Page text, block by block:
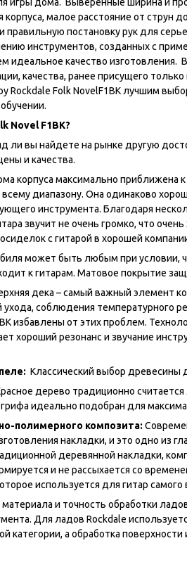
игры дома. Выверенные ширина и
малое расстояние от струн
правильную постановку рук для
инструментов, созданных с
идеальное качество изготовления.
качества, ранее присущего
Rockdale Folk NovelF1BK лучшим
Novel F1BK?
ли вы найдете на рынке другую
и качества.
корпуса максимально приближена к
диапазону. Она одинаково
инструмента. Благодаря
звучит не очень громко, что
с гитарой в хорошей
может быть любым при условии,
к гитарам. Матовое покрытие
дека – самый важный элемент
соблюдения температурного
избавлены от этих проблем.
хороший резонанс и звучание
Классический выбор древесины
дерево традиционно
идеально подобран для
полимерного композита:
накладки, и это одно из
деревянной накладки,
и не рассыхается со
используется для гитар самого
материала и точность обработки
Для ладов Rockdale
категории, а обработка